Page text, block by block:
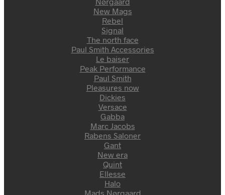
New Mags
Rebel
Signal
The north face
Paul Smith Accessories
Le baiser
Peak Performance
Paul Smith
Pleasures now
Dickies
Versace
Gabba
Marc Jacobs
Rabens Saloner
Gant
New era
Quint
Ellesse
Halo
Mads Nørgaard